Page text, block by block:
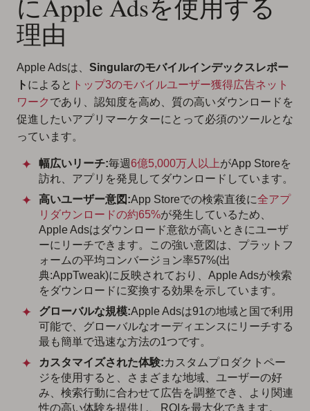
にApple Adsを使用する
理由
Apple Adsは、 Singularのモバイルインデックスレポー
ト によると トップ3のモバイルユーザー獲得広告ネット
ワーク であり、認知度を高め、質の高いダウンロードを
促進したいアプリマーケターにとって必須のツールとな
っています。
幅広いリーチ:毎週6億5,000万人以上がApp Storeを
訪れ、アプリを発見してダウンロードしています。
高いユーザー意図:App Storeでの検索直後に全アプ
リダウンロードの約65%が発生しているため、
Apple Adsはダウンロード意欲が高いときにユーザ
ーにリーチできます。この強い意図は、プラットフ
ォームの平均コンバージョン率57%(出
典:AppTweak)に反映されており、Apple Adsが検索
をダウンロードに変換する効果を示しています。
グローバルな規模:Apple Adsは91の地域と国で利用
可能で、グローバルなオーディエンスにリーチする
最も簡単で迅速な方法の1つです。
カスタマイズされた体験:カスタムプロダクトペー
ジを使用すると、さまざまな地域、ユーザーの好
み、検索行動に合わせて広告を調整でき、より関連
性の高い体験を提供し、ROIを最大化できます。